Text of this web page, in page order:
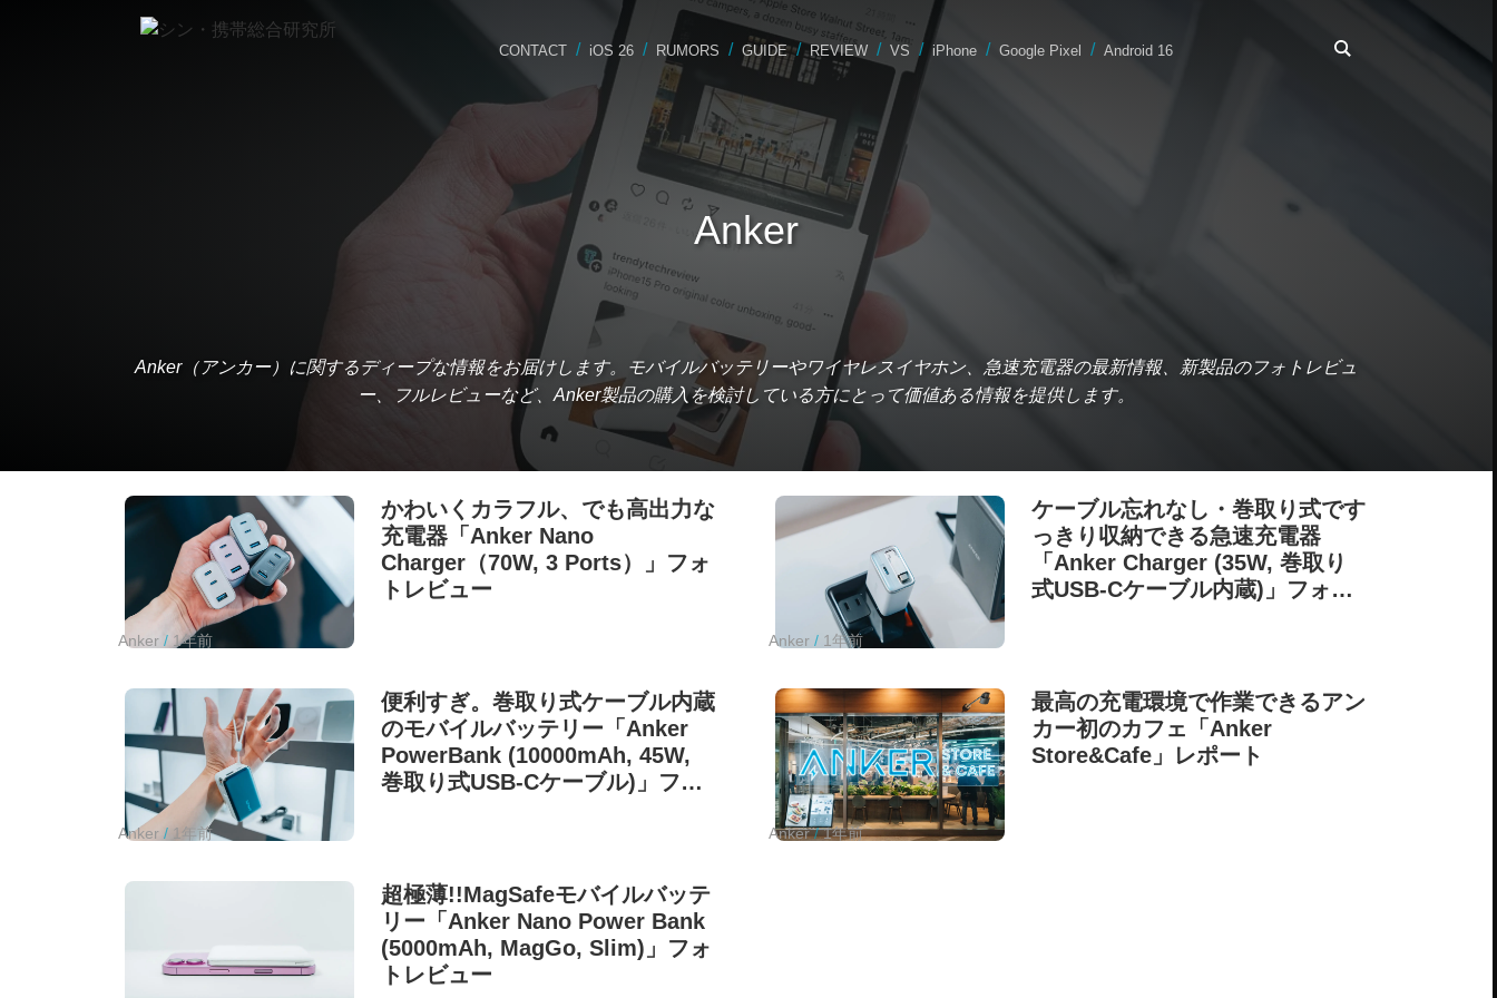
CONTACT iOS 26 RUMORS GUIDE REVIEW VS iPhone Google Pixel Android 16
Anker
Anker（アンカー）に関するディープな情報をお届けします。モバイルバッテリーやワイヤレスイヤホン、急速充電器の最新情報、新製品のフォトレビュ
ー、フルレビューなど、Anker製品の購入を検討している方にとって価値ある情報を提供します。
かわいくカラフル、でも高出力な
充電器「Anker Nano
Charger（70W, 3 Ports）」フォ
トレビュー
Anker 1年前
ケーブル忘れなし・巻取り式です
っきり収納できる急速充電器
「Anker Charger (35W, 巻取り
式USB-Cケーブル内蔵)」フォト
Anker 1年前
便利すぎ。巻取り式ケーブル内蔵
のモバイルバッテリー「Anker
PowerBank (10000mAh, 45W,
巻取り式USB-Cケーブル)」フォ
Anker 1年前
最高の充電環境で作業できるアン
カー初のカフェ「Anker
Store&Cafe」レポート
Anker 1年前
超極薄!!MagSafeモバイルバッテ
リー「Anker Nano Power Bank
(5000mAh, MagGo, Slim)」フォ
トレビュー